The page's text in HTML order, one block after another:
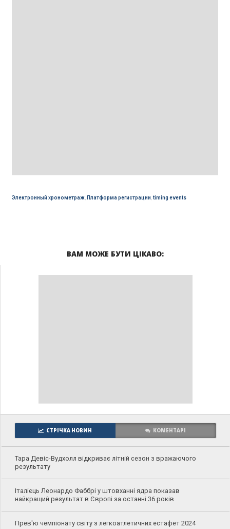
Электронный хронометраж, Платформа регистрации timing events
ВАМ МОЖЕ БУТИ ЦІКАВО:
СТРІЧКА НОВИН КОМЕНТАРІ
Тара Девіс-Вудхолл відкриває літній сезон з вражаючого
результату
Італієць Леонардо Фаббрі у штовханні ядра показав
найкращий результат в Європі за останні 36 років
Прев'ю чемпіонату світу з легкоатлетичних естафет 2024